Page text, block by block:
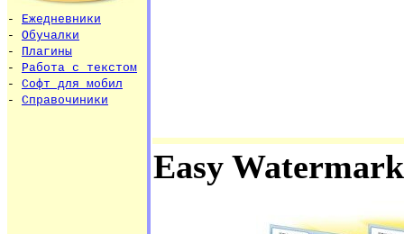
- Ежедневники
- Обучалки
- Плагины
- Работа с текстом
- Софт для мобил
- Справочиники
Easy